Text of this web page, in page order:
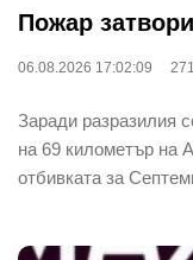
Пожар
06.08.2026 17:02:09 271
Заради разразилия
на 69 километър на
отбивката за